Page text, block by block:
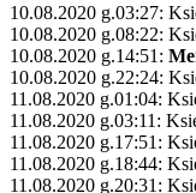
10.08.2020 g.03:27:
10.08.2020 g.08:22:
10.08.2020 g.14:51:
10.08.2020 g.22:24:
11.08.2020 g.01:04:
11.08.2020 g.03:11:
11.08.2020 g.17:51:
11.08.2020 g.18:44:
11.08.2020 g.20:31: